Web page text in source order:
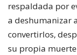
respaldada por
a deshumanizar
convertirlos,
su propia